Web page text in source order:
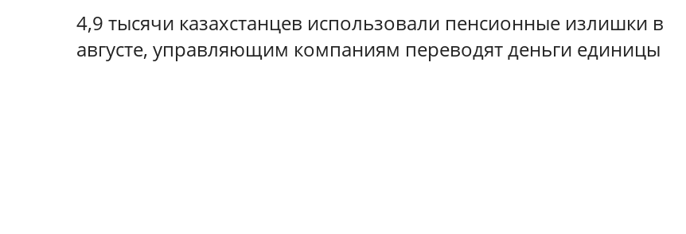
4,9 тысячи казахстанцев использовали пенсионные излишки в
августе, управляющим компаниям переводят деньги единицы